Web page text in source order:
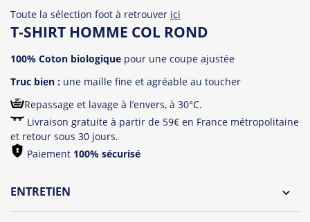
Toute la sélection foot à retrouver ici
T-SHIRT HOMME COL ROND
100% Coton biologique pour une coupe ajustée
Truc bien : une maille fine et agréable au toucher
Repassage et lavage à l’envers, à 30°C.
Livraison gratuite à partir de 59€ en France métropolitaine
et retour sous 30 jours.
Paiement 100% sécurisé
ENTRETIEN